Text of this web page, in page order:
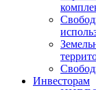
Инвесторам